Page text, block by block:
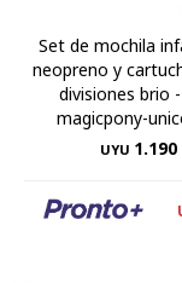
Set de mochila
neopreno y
divisiones brio
magicpony-
UYU 1.190